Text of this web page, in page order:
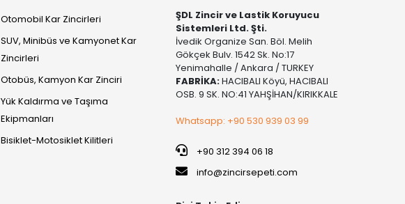
Otomobil Kar Zincirleri
SUV, Minibüs ve Kamyonet Kar
Zincirleri
Otobüs, Kamyon Kar Zinciri
Yük Kaldırma ve Taşıma
Ekipmanları
Bisiklet-Motosiklet Kilitleri
ŞDL Zincir ve Lastik Koruyucu
Sistemleri Ltd. Şti.
İvedik Organize San. Böl. Melih
Gökçek Bulv. 1542 Sk. No:17
Yenimahalle / Ankara / TURKEY
FABRİKA:HACIBALI Köyü, HACIBALI
OSB. 9 SK. NO:41 YAHŞİHAN/KIRIKKALE
Whatsapp: +90 530 939 03 99
+90 312 394 06 18
info@zincirsepeti.com